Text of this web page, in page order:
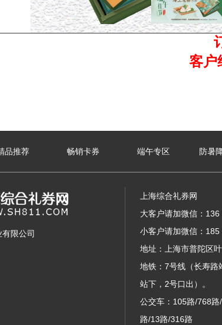
订购热线：
客户经理微信号：
品推荐 畅销卡券 端午专区 防暑
限公司
上海综合礼券网
大客户请加微信：
小客户请加微信：
地址：上海市普陀区
地铁：7号线（长寿路
站下，2号口出）。
公交车：105路/768
路/13路/316路